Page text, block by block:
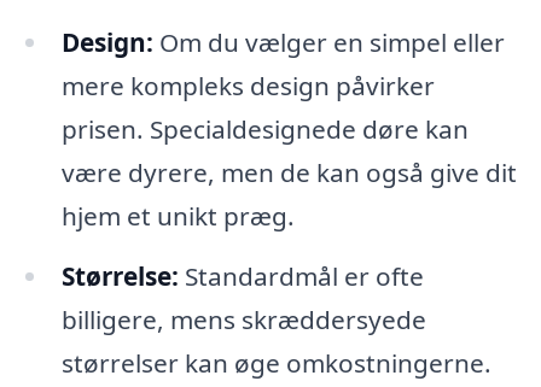
Design: Om du vælger en simpel eller
mere kompleks design påvirker
prisen. Specialdesignede døre kan
være dyrere, men de kan også give dit
hjem et unikt præg.
Størrelse: Standardmål er ofte
billigere, mens skræddersyede
størrelser kan øge omkostningerne.